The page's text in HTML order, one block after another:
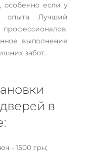
особенно если у
опыта. Лучший
выполнение
забот.
в
- 1500 грн;